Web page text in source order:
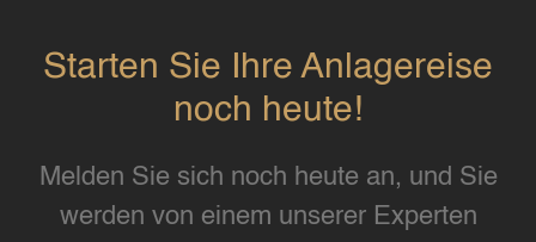
Starten Sie Ihre Anlagereise
noch heute!
Melden Sie sich noch heute an, und Sie
werden von einem unserer Experten